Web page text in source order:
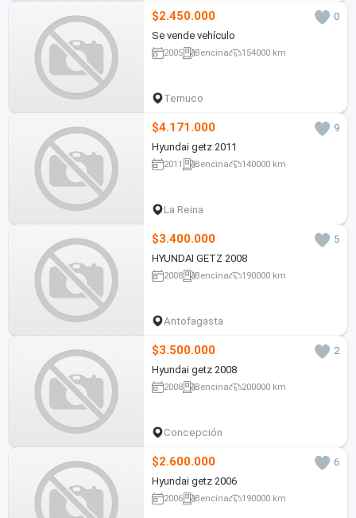
$2.450.000
0
Se vende vehículo
2005 Bencina 154000 km
Temuco
$4.171.000
9
Hyundai getz 2011
2011 Bencina 140000 km
La Reina
$3.400.000
5
HYUNDAI GETZ 2008
2008 Bencina 190000 km
Antofagasta
$3.500.000
2
Hyundai getz 2008
2008 Bencina 200000 km
Concepción
$2.600.000
6
Hyundai getz 2006
2006 Bencina 190000 km